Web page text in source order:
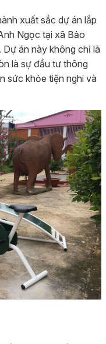
xuất sắc dự án lắp
Ngọc tại xã Bảo
án này không chỉ là
là sự đầu tư thông
sức khỏe tiện nghi và